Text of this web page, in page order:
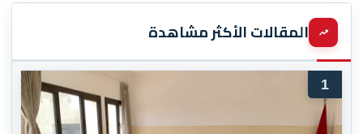
المقالات الأكثر مشاهدة
1